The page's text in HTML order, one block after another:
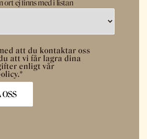
ort ej finns med i listan
att du kontaktar oss
att vi får lagra dina
enligt vår
*